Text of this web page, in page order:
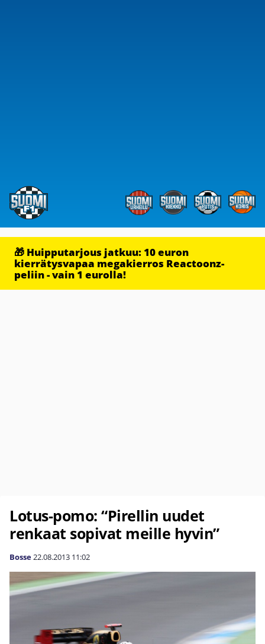
🎁 Huipputarjous jatkuu: 10 euron
kierrätysvapaa megakierros Reactoonz-
peliin - vain 1 eurolla!
Lotus-pomo: “Pirellin uudet
renkaat sopivat meille hyvin”
Bosse22.08.2013 11:02